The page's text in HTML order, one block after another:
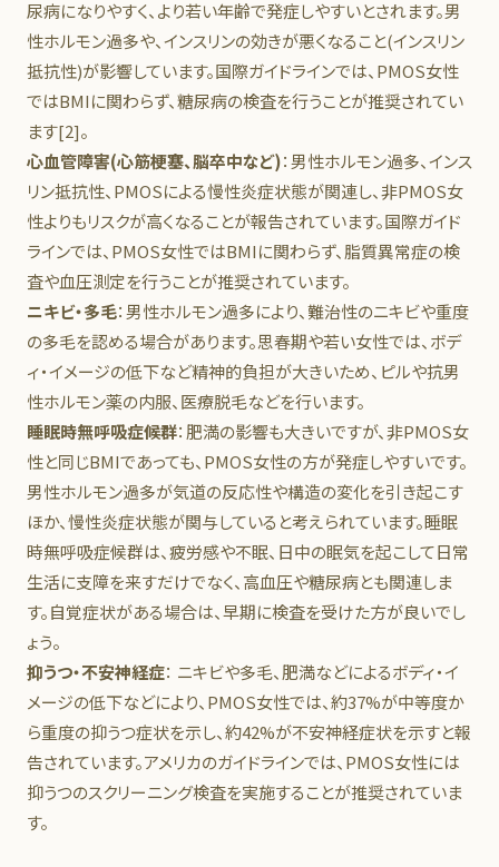
尿病になりやすく、より若い年齢で発症しやすいとされます。男
性ホルモン過多や、インスリンの効きが悪くなること(インスリン
抵抗性)が影響しています。国際ガイドラインでは、PMOS女性
ではBMIに関わらず、糖尿病の検査を行うことが推奨されてい
ます[2]。
心血管障害(心筋梗塞、脳卒中など)：男性ホルモン過多、インス
リン抵抗性、PMOSによる慢性炎症状態が関連し、非PMOS女
性よりもリスクが高くなることが報告されています。国際ガイド
ラインでは、PMOS女性ではBMIに関わらず、脂質異常症の検
査や血圧測定を行うことが推奨されています。
ニキビ・多毛：男性ホルモン過多により、難治性のニキビや重度
の多毛を認める場合があります。思春期や若い女性では、ボデ
ィ・イメージの低下など精神的負担が大きいため、ピルや抗男
性ホルモン薬の内服、医療脱毛などを行います。
睡眠時無呼吸症候群：肥満の影響も大きいですが、非PMOS女
性と同じBMIであっても、PMOS女性の方が発症しやすいです。
男性ホルモン過多が気道の反応性や構造の変化を引き起こす
ほか、慢性炎症状態が関与していると考えられています。睡眠
時無呼吸症候群は、疲労感や不眠、日中の眠気を起こして日常
生活に支障を来すだけでなく、高血圧や糖尿病とも関連しま
す。自覚症状がある場合は、早期に検査を受けた方が良いでし
ょう。
抑うつ・不安神経症： ニキビや多毛、肥満などによるボディ・イ
メージの低下などにより、PMOS女性では、約37%が中等度か
ら重度の抑うつ症状を示し、約42%が不安神経症状を示すと報
告されています。アメリカのガイドラインでは、PMOS女性には
抑うつのスクリーニング検査を実施することが推奨されていま
す。